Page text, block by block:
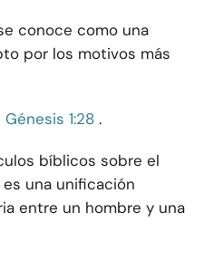
conoce como una
por los motivos más
Génesis 1:28 .
bíblicos sobre el
una unificación
entre un hombre y una